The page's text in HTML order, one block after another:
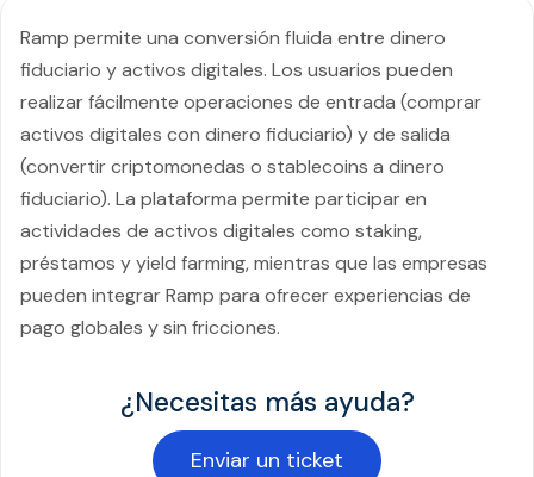
Ramp permite una conversión fluida entre dinero
fiduciario y activos digitales. Los usuarios pueden
realizar fácilmente operaciones de entrada (comprar
activos digitales con dinero fiduciario) y de salida
(convertir criptomonedas o stablecoins a dinero
fiduciario). La plataforma permite participar en
actividades de activos digitales como staking,
préstamos y yield farming, mientras que las empresas
pueden integrar Ramp para ofrecer experiencias de
pago globales y sin fricciones.
¿Necesitas más ayuda?
Enviar un ticket